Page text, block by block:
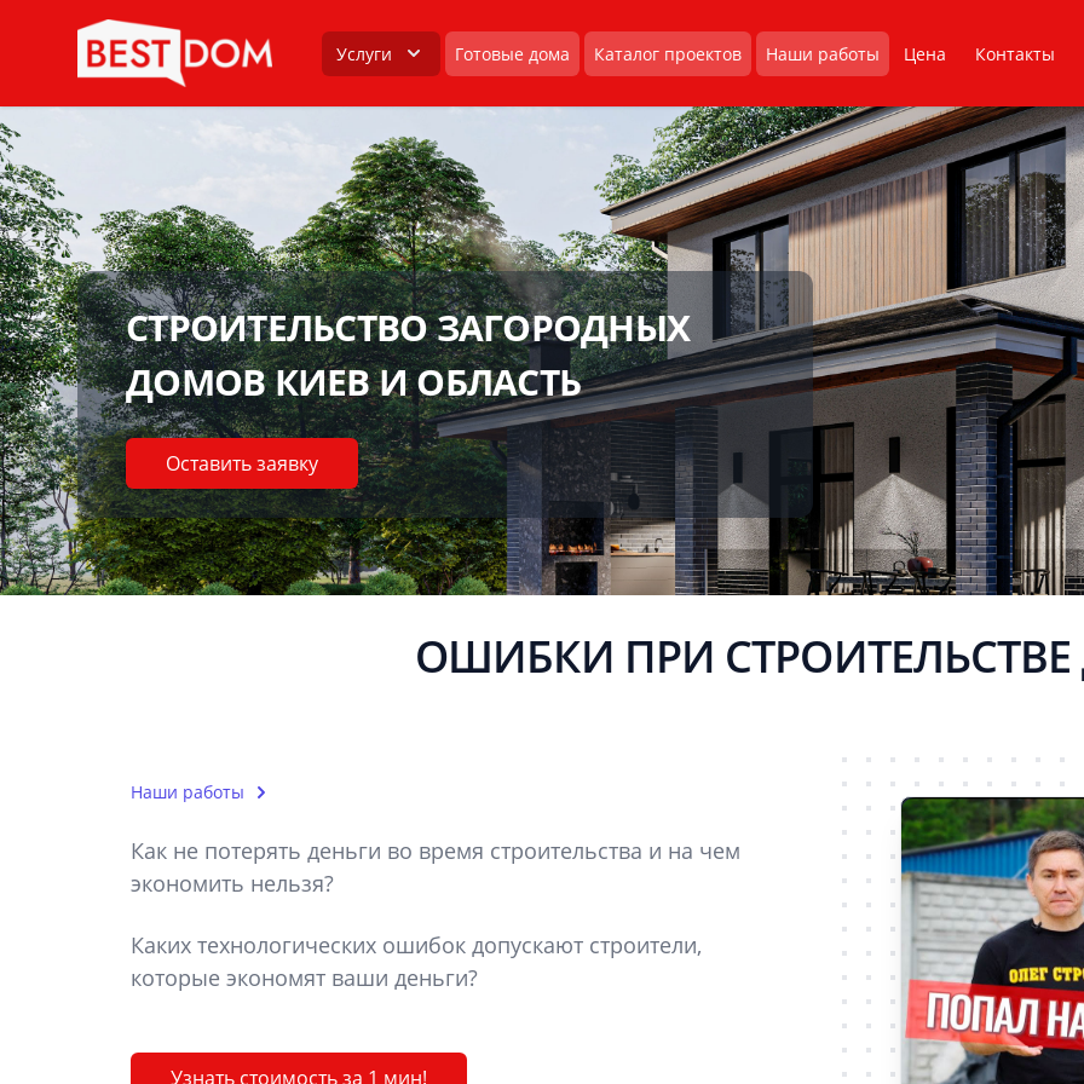
Услуги Готовые дома Каталог проектов Наши работы Цена Контакты
СТРОИТЕЛЬСТВО ЗАГОРОДНЫХ
ДОМОВ КИЕВ И ОБЛАСТЬ
Оставить заявку
ОШИБКИ ПРИ
Наши работы
Как не потерять деньги во время строительства и на чем
экономить нельзя?
Каких технологических ошибок допускают строители,
которые экономят ваши деньги?
Узнать стоимость за 1 мин!